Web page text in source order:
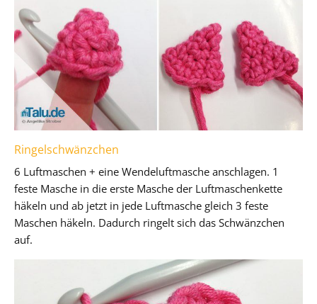
Ringelschwänzchen
6 Luftmaschen + eine Wendeluftmasche anschlagen. 1
feste Masche in die erste Masche der Luftmaschenkette
häkeln und ab jetzt in jede Luftmasche gleich 3 feste
Maschen häkeln. Dadurch ringelt sich das Schwänzchen
auf.